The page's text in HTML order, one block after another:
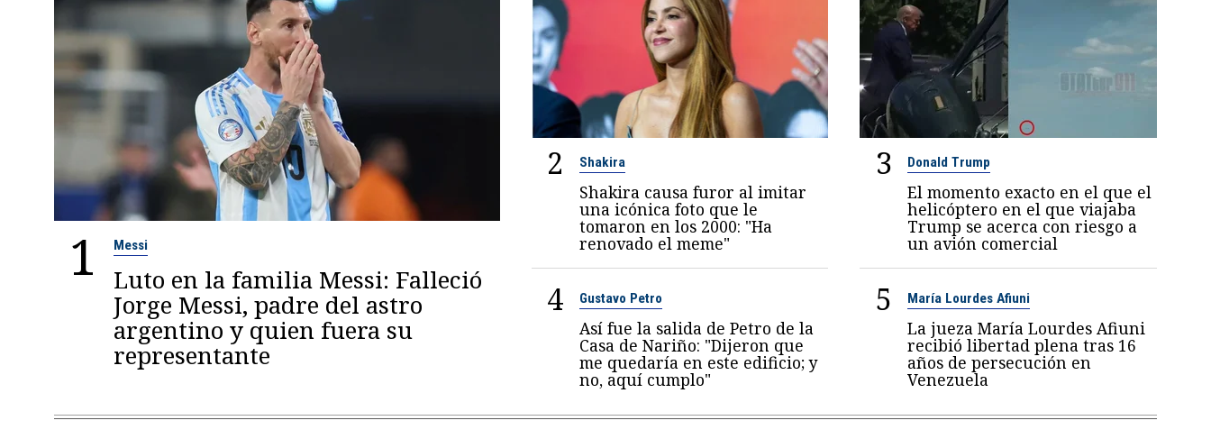
1 Messi
Luto en la familia Messi: Falleció
Jorge Messi, padre del astro
argentino y quien fuera su
representante
2 Shakira
Shakira causa furor al imitar
una icónica foto que le
tomaron en los 2000: "Ha
renovado el meme"
3 Donald Trump
El momento exacto en el que el
helicóptero en el que viajaba
Trump se acerca con riesgo a
un avión comercial
4 Gustavo Petro
Así fue la salida de Petro de la
Casa de Nariño: "Dijeron que
me quedaría en este edificio; y
no, aquí cumplo"
5 María Lourdes Afiuni
La jueza María Lourdes Afiuni
recibió libertad plena tras 16
años de persecución en
Venezuela